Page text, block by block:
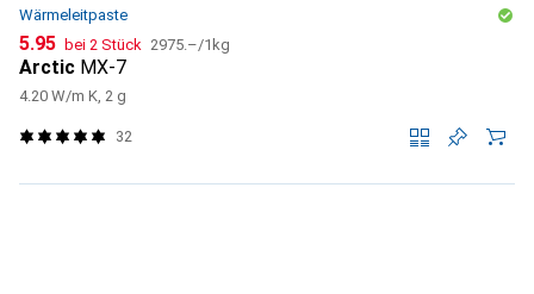
Wärmeleitpaste
CHF
5.95 bei 2 Stück CHF
2975.–/1kg
Arctic MX-7
4.20 W/m K, 2 g
32